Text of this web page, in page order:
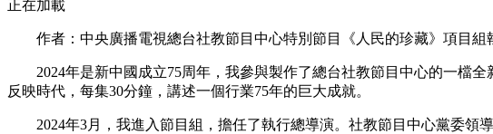
视频 小央视频 小央直播 直播中国 熊猫频道 VR/
现场 前线 比划 快看 蓝海中国 新兵请入列 人
体育 直播 竞猜 2026年世界杯 2026年冬奥会 CBA
正在加載
作者：中央廣播電視總台社教節目中心特別節目《人民的珍藏》項目組
2024年是新中國成立75周年，我參與製作了總台社教節目中心的一檔
反映時代，每集30分鐘，講述一個行業75年的巨大成就。
2024年3月，我進入節目組，擔任了執行總導演。社教節目中心黨委領